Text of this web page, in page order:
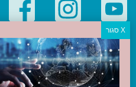
קטגוריות פופולריות
יעדים
טיולים בישראל